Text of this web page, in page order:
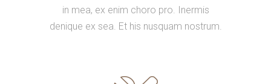
in mea, ex enim choro pro. Inermis
denique ex sea. Et his nusquam nostrum.